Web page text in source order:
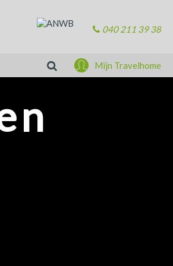
040 211 39 38
Zoeken Mijn Travelhome